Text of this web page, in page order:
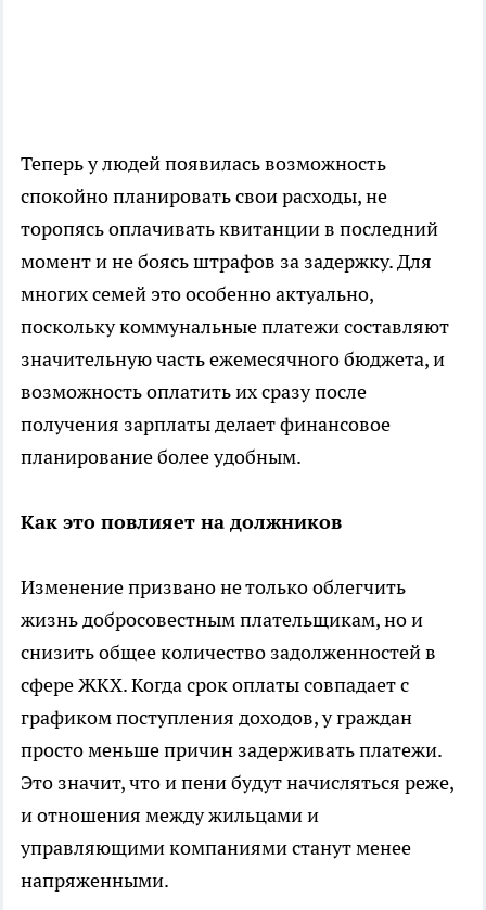
Теперь у людей появилась возможность
спокойно планировать свои расходы, не
торопясь оплачивать квитанции в последний
момент и не боясь штрафов за задержку. Для
многих семей это особенно актуально,
поскольку коммунальные платежи составляют
значительную часть ежемесячного бюджета, и
возможность оплатить их сразу после
получения зарплаты делает финансовое
планирование более удобным.
Как это повлияет на должников
Изменение призвано не только облегчить
жизнь добросовестным плательщикам, но и
снизить общее количество задолженностей в
сфере ЖКХ. Когда срок оплаты совпадает с
графиком поступления доходов, у граждан
просто меньше причин задерживать платежи.
Это значит, что и пени будут начисляться реже,
и отношения между жильцами и
управляющими компаниями станут менее
напряженными.